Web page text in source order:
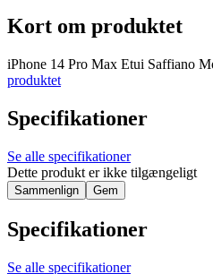
Kort om produktet
iPhone 14 Pro Max Etui Saffiano
produktet
Specifikationer
Se alle specifikationer
Dette produkt er ikke tilgængeligt
Sammenlign Gem
Specifikationer
Se alle specifikationer